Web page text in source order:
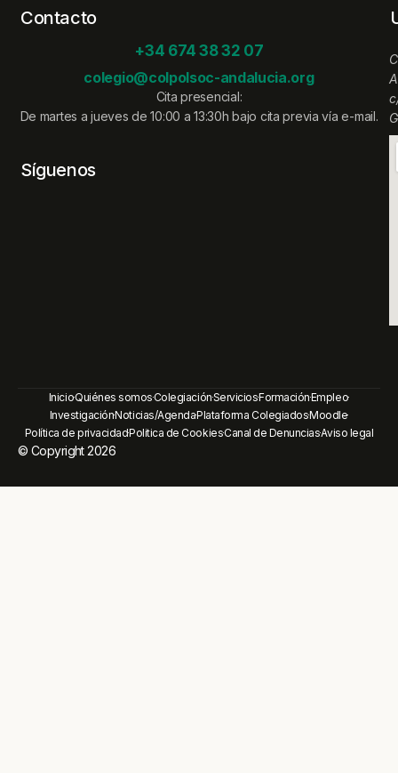
Contacto
+34 674 38 32 07
colegio@colpolsoc-andalucia.org
Cita presencial:
De martes a jueves de 10:00 a 13:30h bajo cita previa vía e-mail.
Síguenos
InicioQuiénes somosColegiaciónServiciosFormaciónEmpleo
InvestigaciónNoticias/AgendaPlataforma ColegiadosMoodle
Política de privacidadPolitica de CookiesCanal de DenunciasAviso legal
© Copyright 2026